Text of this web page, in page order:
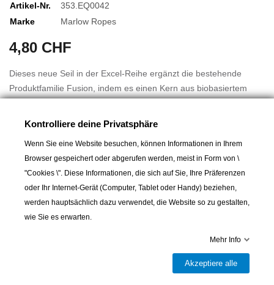
Artikel-Nr.
353.EQ0042
Marke
Marlow Ropes
4,80 CHF
Dieses neue Seil in der Excel-Reihe ergänzt die bestehende
Produktfamilie Fusion, indem es einen Kern aus biobasiertem
Durchmessern 4 mm und 5 mm, wo es sich als Fall auszeichnet,
das an Klampen arbeitet, und in den Durchmessern 7 mm und 8
mm, wo es als Hochleistungsschot besonders in Winschblöcken
funktioniert.
VORTEILE:
Leichtes Schrumpfen durch Spleißen.
Die feste Rundschnur erleichtert die Handhabung.
Kontrolliere deine Privatsphäre
Wenn Sie eine Website besuchen, können Informationen in Ihrem
Browser gespeichert oder abgerufen werden, meist in Form von \
"Cookies \". Diese Informationen, die sich auf Sie, Ihre Präferenzen
oder Ihr Internet-Gerät (Computer, Tablet oder Handy) beziehen,
werden hauptsächlich dazu verwendet, die Website so zu gestalten,
wie Sie es erwarten.
Mehr Info
Akzeptiere alle